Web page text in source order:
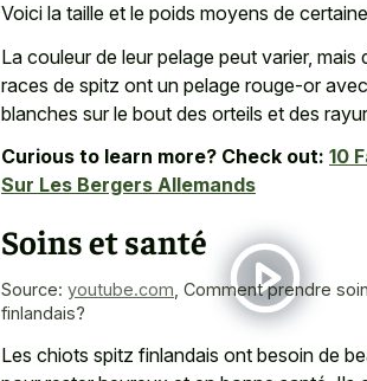
Voici la taille et le poids moyens de
La couleur de leur pelage peut varier, mais
races de spitz ont un pelage rouge-or
blanches sur le bout des orteils et des
Curious to learn more? Check out: 10
Sur Les Bergers Allemands
Soins et santé
Source: youtube.com Comment prendre
finlandais?
Les chiots spitz finlandais ont besoin de